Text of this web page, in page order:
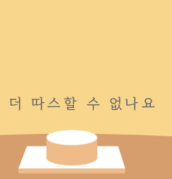
더 따스 할 수 없 나 요